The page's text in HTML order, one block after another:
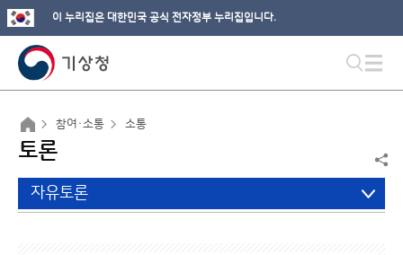
이 누리집은 대한민국 공식 전자정부 누리집입니다.
참여·소통 소통
토론
자유토론